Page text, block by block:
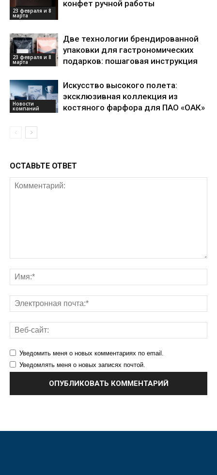
23 февраля и 8
марта
конфет ручной работы
23 февраля и 8
марта
Две технологии брендированной
упаковки для гастрономических
подарков: пошаговая инструкция
Новости
компаний
Искусство высокого полета:
эксклюзивная коллекция из
костяного фарфора для ПАО «ОАК»
ОСТАВЬТЕ ОТВЕТ
Уведомить меня о новых комментариях по email.
Уведомлять меня о новых записях почтой.